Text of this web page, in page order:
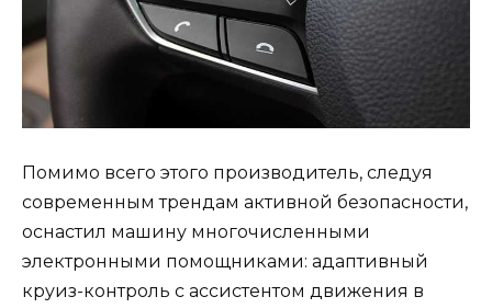
Помимо всего этого производитель, следуя
современным трендам активной безопасности,
оснастил машину многочисленными
электронными помощниками: адаптивный
круиз-контроль с ассистентом движения в